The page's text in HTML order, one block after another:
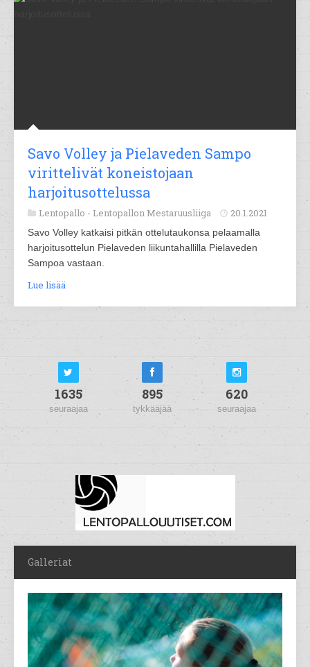
Savo Volley ja Pielaveden Sampo
virittelivät koneistojaan
harjoitusottelussa
Lentopallo - Lentopallon Mestaruusliiga 20.1.2021
Savo Volley katkaisi pitkän ottelutaukonsa pelaamalla
harjoitusottelun Pielaveden liikuntahallilla Pielaveden
Sampoa vastaan.
Lue lisää
1635
seuraajaa
895
tykkääjää
620
seuraajaa
Galleriat